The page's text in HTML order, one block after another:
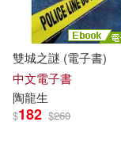
喻岳衡 改編
嚴雋陶（主編
國立交通
心、財團法
貴州人民出版
遼寧師範大
重慶大學電
雙城之謎 (電子書)
中文電子書
陶龍生
$182 $260